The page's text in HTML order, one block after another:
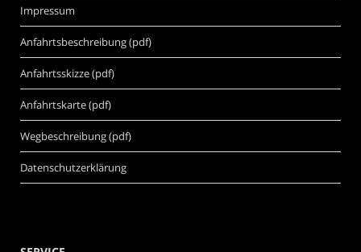
Impressum
Anfahrtsbeschreibung (pdf)
Anfahrtsskizze (pdf)
Anfahrtskarte (pdf)
Wegbeschreibung (pdf)
Datenschutzerklärung